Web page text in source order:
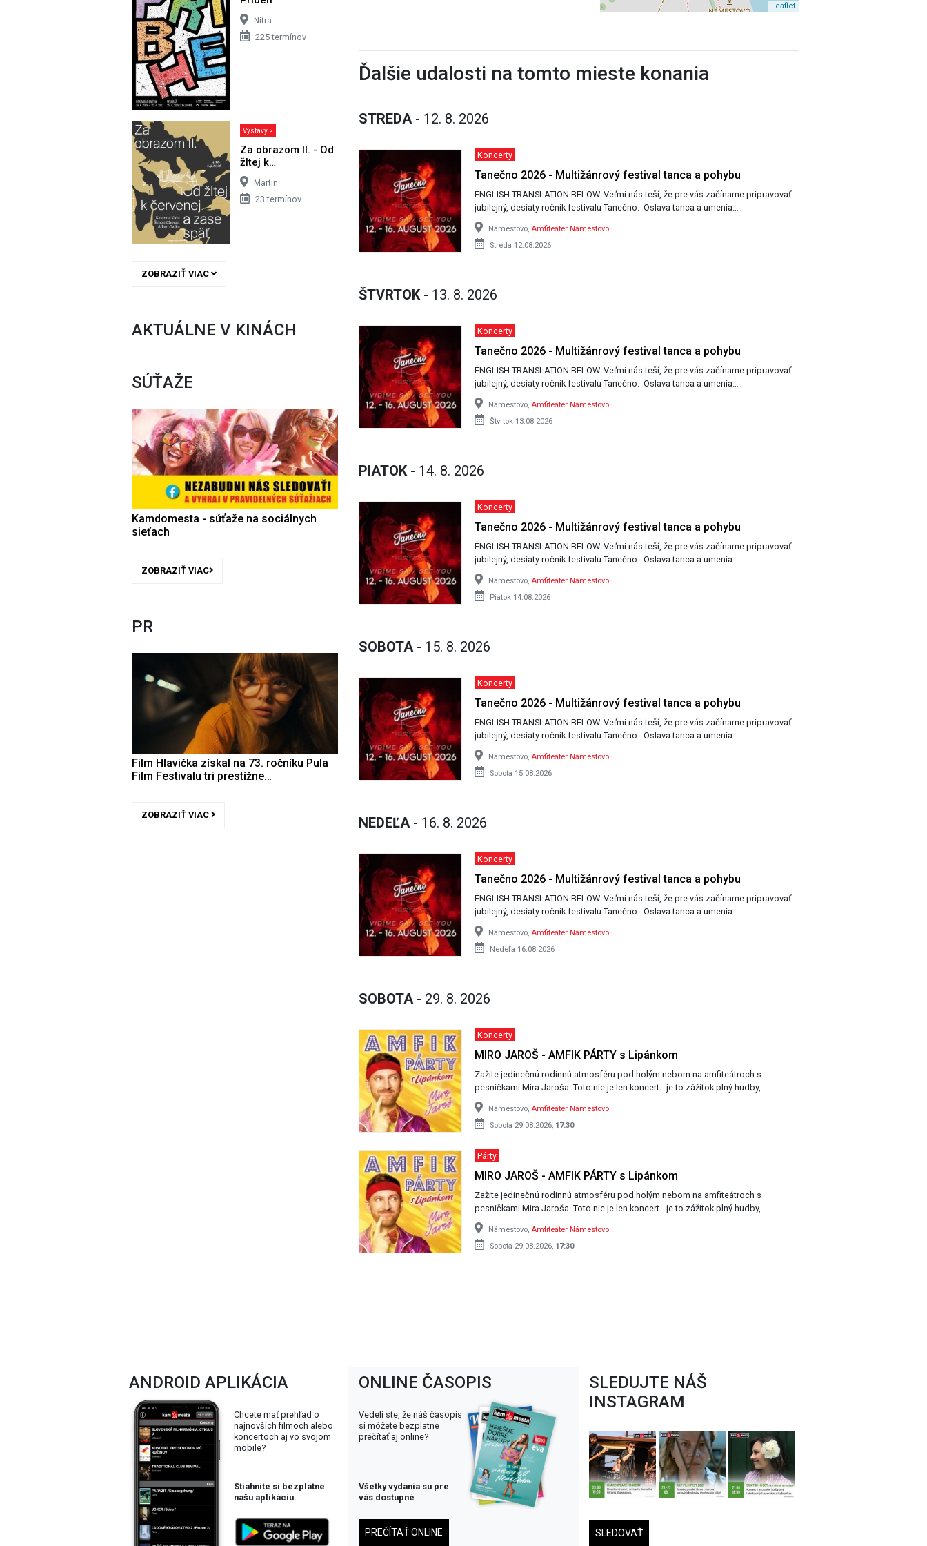
Nitra
225 termínov
Výstavy >
Za obrazom II. - Od
žltej k…
Martin
23 termínov
ZOBRAZIŤ VIAC
AKTUÁLNE V KINÁCH
SÚŤAŽE
Kamdomesta - súťaže na sociálnych
sieťach
ZOBRAZIŤ VIAC
PR
Film Hlavička získal na 73. ročníku Pula
Film Festivalu tri prestížne…
ZOBRAZIŤ VIAC
Leaflet
Ďalšie udalosti na tomto mieste konania
STREDA - 12. 8. 2026
Koncerty
Tanečno 2026 - Multižánrový festival tanca a pohybu
ENGLISH TRANSLATION BELOW. Veľmi nás teší, že pre vás začíname pripravovať
jubilejný, desiaty ročník festivalu Tanečno. Oslava tanca a umenia…
Námestovo, Amfiteáter Námestovo
Streda 12.08.2026
ŠTVRTOK - 13. 8. 2026
Koncerty
Tanečno 2026 - Multižánrový festival tanca a pohybu
ENGLISH TRANSLATION BELOW. Veľmi nás teší, že pre vás začíname pripravovať
jubilejný, desiaty ročník festivalu Tanečno. Oslava tanca a umenia…
Námestovo, Amfiteáter Námestovo
Štvrtok 13.08.2026
PIATOK - 14. 8. 2026
Koncerty
Tanečno 2026 - Multižánrový festival tanca a pohybu
ENGLISH TRANSLATION BELOW. Veľmi nás teší, že pre vás začíname pripravovať
jubilejný, desiaty ročník festivalu Tanečno. Oslava tanca a umenia…
Námestovo, Amfiteáter Námestovo
Piatok 14.08.2026
SOBOTA - 15. 8. 2026
Koncerty
Tanečno 2026 - Multižánrový festival tanca a pohybu
ENGLISH TRANSLATION BELOW. Veľmi nás teší, že pre vás začíname pripravovať
jubilejný, desiaty ročník festivalu Tanečno. Oslava tanca a umenia…
Námestovo, Amfiteáter Námestovo
Sobota 15.08.2026
NEDEĽA - 16. 8. 2026
Koncerty
Tanečno 2026 - Multižánrový festival tanca a pohybu
ENGLISH TRANSLATION BELOW. Veľmi nás teší, že pre vás začíname pripravovať
jubilejný, desiaty ročník festivalu Tanečno. Oslava tanca a umenia…
Námestovo, Amfiteáter Námestovo
Nedeľa 16.08.2026
SOBOTA - 29. 8. 2026
Koncerty
MIRO JAROŠ - AMFIK PÁRTY s Lipánkom
Zažite jedinečnú rodinnú atmosféru pod holým nebom na amfiteátroch s
pesničkami Mira Jaroša. Toto nie je len koncert - je to zážitok plný hudby,…
Námestovo, Amfiteáter Námestovo
Sobota 29.08.2026, 17:30
Párty
MIRO JAROŠ - AMFIK PÁRTY s Lipánkom
Zažite jedinečnú rodinnú atmosféru pod holým nebom na amfiteátroch s
pesničkami Mira Jaroša. Toto nie je len koncert - je to zážitok plný hudby,…
Námestovo, Amfiteáter Námestovo
Sobota 29.08.2026, 17:30
ANDROID APLIKÁCIA
Chcete mať prehľad o
najnovších filmoch alebo
koncertoch aj vo svojom
mobile?
Stiahnite si bezplatne
našu aplikáciu.
ONLINE ČASOPIS
Vedeli ste, že náš časopis
si môžete bezplatne
prečítať aj online?
Všetky vydania su pre
vás dostupné
PREČÍTAŤ ONLINE
SLEDUJTE NÁŠ
INSTAGRAM
SLEDOVAŤ